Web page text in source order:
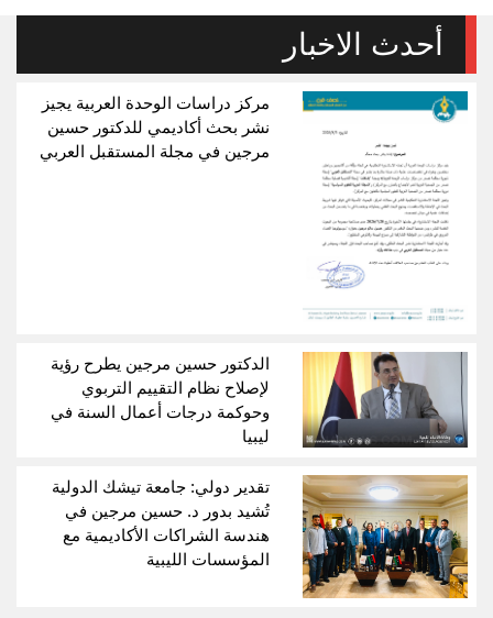
أحدث الاخبار
مركز دراسات الوحدة العربية يجيز
نشر بحث أكاديمي للدكتور حسين
مرجين في مجلة المستقبل العربي
الدكتور حسين مرجين يطرح رؤية
لإصلاح نظام التقييم التربوي
وحوكمة درجات أعمال السنة في
ليبيا
تقدير دولي: جامعة تيشك الدولية
تُشيد بدور د. حسين مرجين في
هندسة الشراكات الأكاديمية مع
المؤسسات الليبية